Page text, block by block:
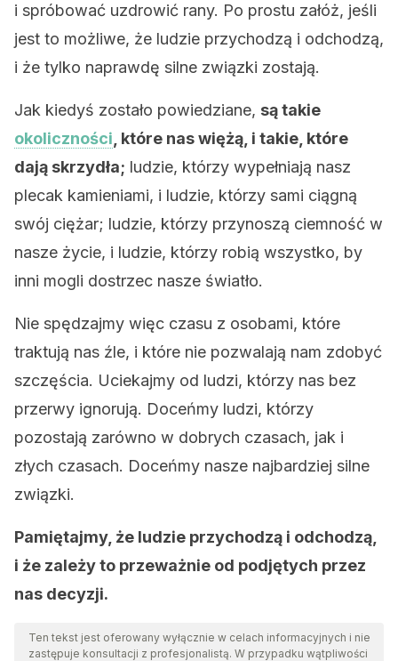
i spróbować uzdrowić rany. Po prostu załóż, jeśli
jest to możliwe, że ludzie przychodzą i odchodzą,
i że tylko naprawdę silne związki zostają.
Jak kiedyś zostało powiedziane, są takie
okoliczności , które nas więżą, i takie, które
dają skrzydła; ludzie, którzy wypełniają nasz
plecak kamieniami, i ludzie, którzy sami ciągną
swój ciężar; ludzie, którzy przynoszą ciemność w
nasze życie, i ludzie, którzy robią wszystko, by
inni mogli dostrzec nasze światło.
Nie spędzajmy więc czasu z osobami, które
traktują nas źle, i które nie pozwalają nam zdobyć
szczęścia. Uciekajmy od ludzi, którzy nas bez
przerwy ignorują. Doceńmy ludzi, którzy
pozostają zarówno w dobrych czasach, jak i
złych czasach. Doceńmy nasze najbardziej silne
związki.
Pamiętajmy, że ludzie przychodzą i odchodzą,
i że zależy to przeważnie od podjętych przez
nas decyzji.
Ten tekst jest oferowany wyłącznie w celach informacyjnych i nie
zastępuje konsultacji z profesjonalistą. W przypadku wątpliwości